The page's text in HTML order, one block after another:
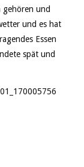
gehören und
und es hat
Essen
spät und